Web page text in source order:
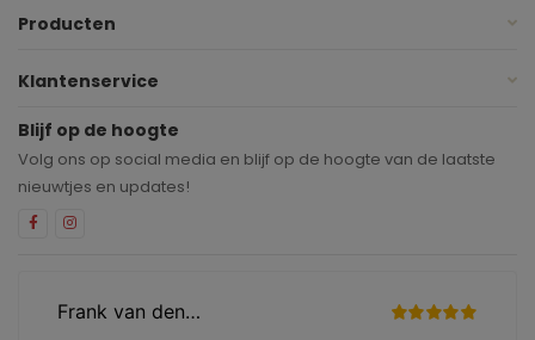
Producten
Klantenservice
Blijf op de hoogte
Volg ons op social media en blijf op de hoogte van de laatste
nieuwtjes en updates!